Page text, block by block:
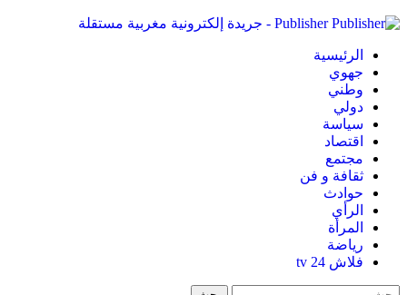
Publisher - جريدة إلكترونية مغربية مستقلة
الرئيسية
جهوي
وطني
دولي
سياسة
اقتصاد
مجتمع
ثقافة و فن
حوادث
الرأي
المرأة
رياضة
فلاش 24 tv